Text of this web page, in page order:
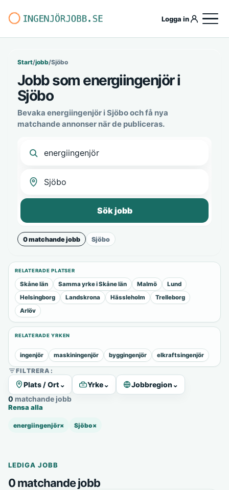
Logga in
Start/jobb/Sjöbo
Jobb som energiingenjör i
Sjöbo
Bevaka energiingenjör i Sjöbo och få nya
matchande annonser när de publiceras.
Sök jobb
0 matchande jobb Sjöbo
RELATERADE PLATSER
Skåne län Samma yrke i Skåne län Malmö
Lund
Helsingborg
Landskrona Hässleholm
Trelleborg
Arlöv
RELATERADE YRKEN
ingenjör maskiningenjör byggingenjör elkraftsingenjör
FILTRERA:
Plats / Ort ⌄ Yrke⌄ Jobbregion⌄
0 matchande jobb
Rensa alla
energiingenjör× Sjöbo×
LEDIGA JOBB
0 matchande jobb